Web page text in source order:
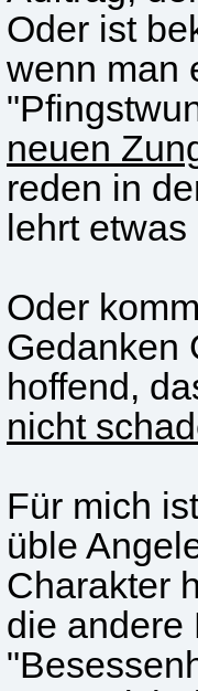
Oder ist
wenn man
neuen
reden in
lehrt
Oder
Gedanken
hoffend,
nicht
Für mich
üble
Charakter
die andere